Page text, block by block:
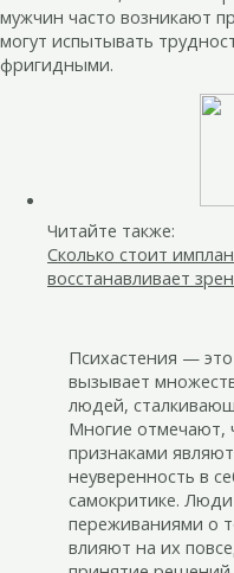
мужчин часто возникают
могут испытывать
фригидными.
Читайте также:
Сколько стоит
восстанавливает
Психастения —
вызывает
людей,
Многие отмечают,
признаками
неуверенность в
самокритике.
переживаниями о
влияют на их